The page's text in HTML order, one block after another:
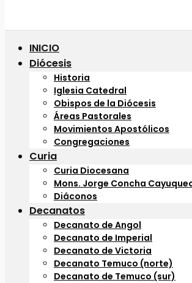
INICIO
Diócesis
Historia
Iglesia Catedral
Obispos de la Diócesis
Áreas Pastorales
Movimientos Apostólicos
Congregaciones
Curia
Curia Diocesana
Mons. Jorge Concha
Diáconos
Decanatos
Decanato de Angol
Decanato de Imperial
Decanato de Victoria
Decanato Temuco (norte)
Decanato de Temuco (sur)